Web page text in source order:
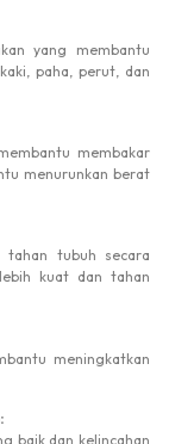
yang membantu
paha, perut, dan
membakar
menurunkan berat
tubuh secara
kuat dan tahan
meningkatkan
baik dan kelincahan